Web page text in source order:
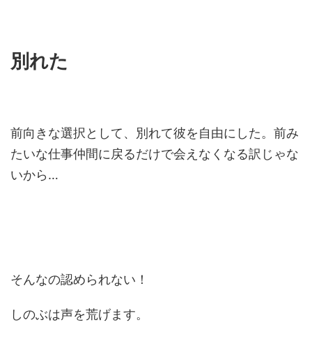
別れた
前向きな選択として、別れて彼を自由にした。前み
たいな仕事仲間に戻るだけで会えなくなる訳じゃな
いから…
そんなの認められない！
しのぶは声を荒げます。